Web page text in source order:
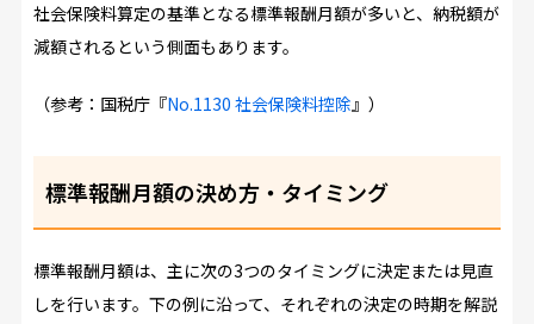
社会保険料算定の基準となる標準報酬月額が多いと、納税額が
減額されるという側面もあります。
（参考：国税庁『No.1130 社会保険料控除』）
標準報酬月額の決め方・タイミング
標準報酬月額は、主に次の3つのタイミングに決定または見直
しを行います。下の例に沿って、それぞれの決定の時期を解説